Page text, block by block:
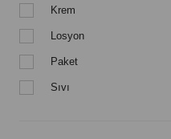
Krem
Losyon
Paket
Sıvı